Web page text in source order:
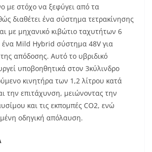
με στόχο να ξεφύγει από τα
διαθέτει ένα σύστημα τετρακίνησης
με μηχανικό κιβώτιο ταχυτήτων 6
ένα Mild Hybrid σύστημα 48V για
απόδοσης. Αυτό το υβριδικό
υποβοηθητικά στον 3κύλινδρο
κινητήρα των 1,2 λίτρου κατά
την επιτάχυνση, μειώνοντας την
και τις εκπομπές CO2, ενώ
οδηγική απόλαυση.